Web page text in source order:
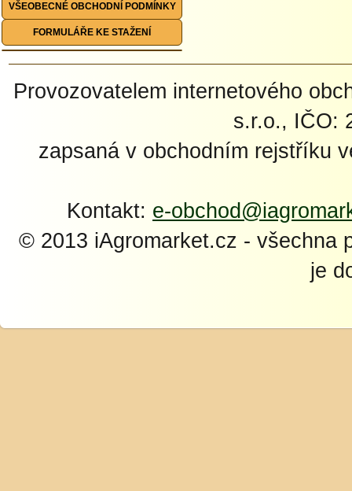
VŠEOBECNÉ OBCHODNÍ PODMÍNKY
FORMULÁŘE KE STAŽENÍ
Provozovatelem internetového
s.r.o., IČO:
zapsaná v obchodním rejstříku
Kontakt: e-
© 2013 iAgromarket.cz - všechna
je